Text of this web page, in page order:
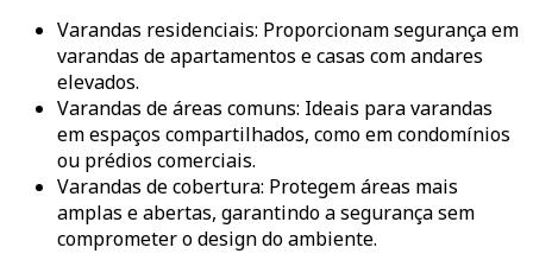
Varandas residenciais: Proporcionam segurança em
varandas de apartamentos e casas com andares
elevados.
Varandas de áreas comuns: Ideais para varandas
em espaços compartilhados, como em condomínios
ou prédios comerciais.
Varandas de cobertura: Protegem áreas mais
amplas e abertas, garantindo a segurança sem
comprometer o design do ambiente.